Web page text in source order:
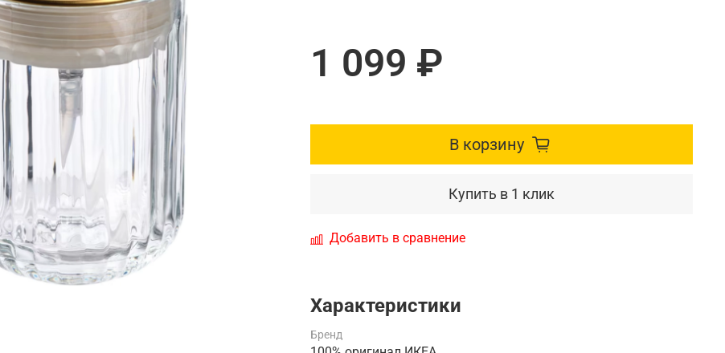
1 099 ₽
В корзину
Купить в 1 клик
Добавить в сравнение
Характеристики
Бренд